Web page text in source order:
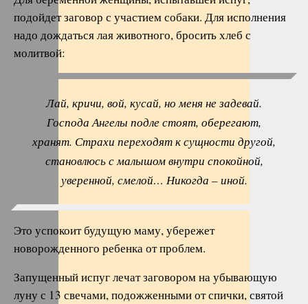
подойдет заговор с участием собаки. Для исполнения
надо дождаться лая животного, бросить хлеб с
молитвой:
Лай, кричи, вой, кусай, но меня не задевай.
Господа Ангелы подле стоят, оберегают,
хранят. Страхи переходят к сущности другой,
становлюсь с малышом внутри спокойной,
уверенной, смелой… Никогда – иной.
Это успокоит будущую маму, убережет
новорожденного ребенка от проблем.
Запущенный испуг лечат заговором на убывающую
луну с 13 свечами, подожженными от спички, святой